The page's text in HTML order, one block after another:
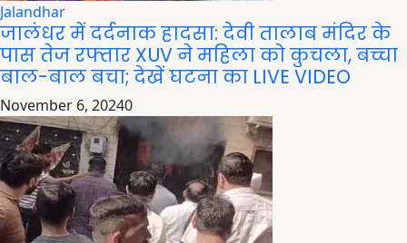
Jalandhar
जालंधर में दर्दनाक हादसा: देवी तालाब मंदिर के
पास तेज रफ्तार XUV ने महिला को कुचला, बच्चा
बाल-बाल बचा; देखें घटना का LIVE VIDEO
November 6, 20240